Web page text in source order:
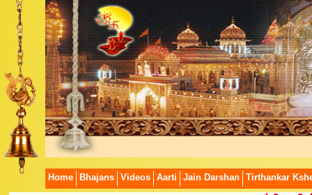
Home Bhajans Videos Aarti Jain Darshan Tirthankar